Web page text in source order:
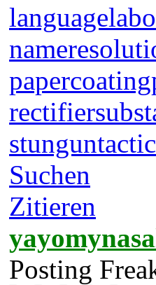
papercoating
stungun
Suchen
Zitieren
Posting